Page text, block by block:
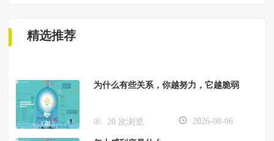
精选推荐
为什么有些关系，你越努力，它越脆弱
20 次浏览 2026-08-06